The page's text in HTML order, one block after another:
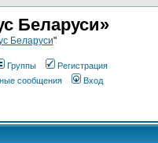
Беларуси»
Беларуси"
Группы
Регистрация
сообщения Вход